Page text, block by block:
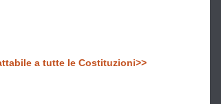
a tutte le Costituzioni>>